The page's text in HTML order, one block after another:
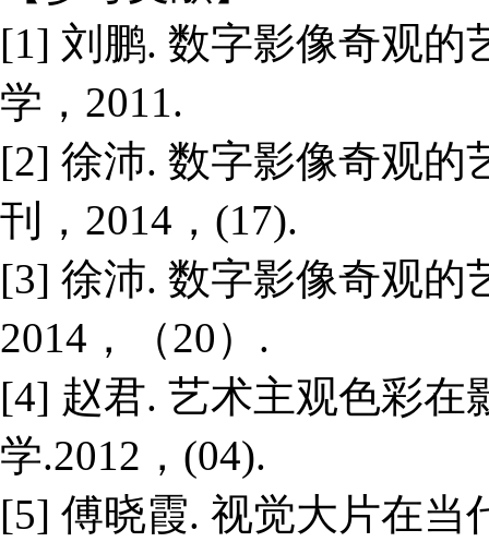
[1] 刘鹏. 数字影像奇观的
学，2011.
[2] 徐沛. 数字影像奇观的
刊，2014，(17).
[3] 徐沛. 数字影像奇观的
2014，（20）.
[4] 赵君. 艺术主观色彩在
学.2012，(04).
[5] 傅晓霞. 视觉大片在当